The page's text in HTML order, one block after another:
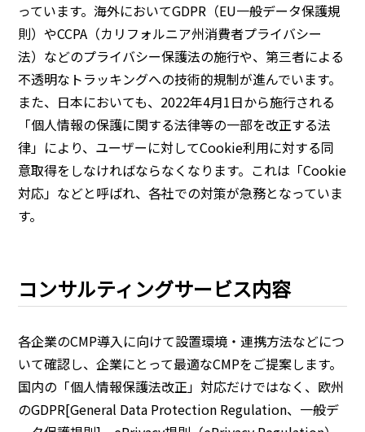
っています。海外においてGDPR（EU一般データ保護規
則）やCCPA（カリフォルニア州消費者プライバシー
法）などのプライバシー保護法の施行や、第三者による
不透明なトラッキングへの技術的規制が進んでいます。
また、日本においても、2022年4月1日から施行される
「個人情報の保護に関する法律等の一部を改正する法
律」により、ユーザーに対してCookie利用に対する同
意取得をしなければならなくなります。これは「Cookie
対応」などと呼ばれ、各社での対策が急務となっていま
す。
コンサルティングサービス内容
各企業のCMP導入に向けて設置環境・連携方法などにつ
いて確認し、企業にとって最適なCMPをご提案します。
国内の「個人情報保護法改正」対応だけではなく、欧州
のGDPR[General Data Protection Regulation、一般デ